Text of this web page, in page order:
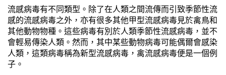
流感病毒有不同類型。除了在人類之間流傳而引致季節性流
感的流感病毒之外，亦有很多其他甲型流感病毒見於禽鳥和
其他動物物種。這些病毒有別於人類季節性流感病毒，並不
會輕易傳染人類。然而，其中某些動物病毒可能偶爾會感染
人類，這類病毒稱為新型流感病毒，禽流感病毒便是一個例
子。